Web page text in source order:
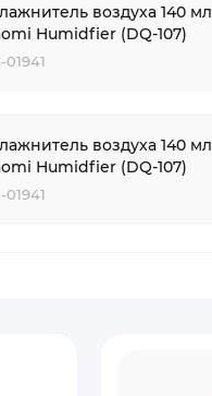
воздуха 140 мл
Humidfier (DQ-107)
01941
воздуха 140 мл
Humidfier (DQ-107)
01941